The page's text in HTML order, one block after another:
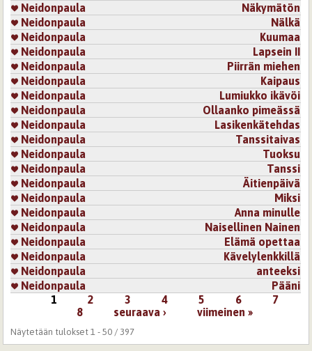
Neidonpaula
Näkymätön
Neidonpaula
Nälkä
Neidonpaula
Kuumaa
Neidonpaula
Lapsein II
Neidonpaula
Piirrän miehen
Neidonpaula
Kaipaus
Neidonpaula
Lumiukko ikävöi
Neidonpaula
Ollaanko pimeässä
Neidonpaula
Lasikenkätehdas
Neidonpaula
Tanssitaivas
Neidonpaula
Tuoksu
Neidonpaula
Tanssi
Neidonpaula
Äitienpäivä
Neidonpaula
Miksi
Neidonpaula
Anna minulle
Neidonpaula
Naisellinen Nainen
Neidonpaula
Elämä opettaa
Neidonpaula
Kävelylenkkillä
Neidonpaula
anteeksi
Neidonpaula
Pääni
1 2 3 4 5 6
7
8
seuraava › viimeinen »
Näytetään tulokset 1 - 50 / 397